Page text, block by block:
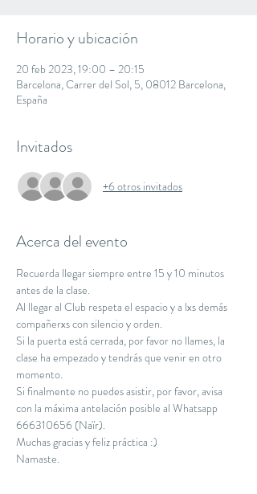
Horario y ubicación
20 feb 2023, 19:00 – 20:15
Barcelona, Carrer del Sol, 5, 08012 Barcelona,
España
Invitados
+6 otros invitados
Acerca del evento
Recuerda llegar siempre entre 15 y 10 minutos
antes de la clase.
Al llegar al Club respeta el espacio y a lxs demás
compañerxs con silencio y orden.
Si la puerta está cerrada, por favor no llames, la
clase ha empezado y tendrás que venir en otro
momento.
Si finalmente no puedes asistir, por favor, avisa
con la máxima antelación posible al Whatsapp
666310656 (Naïr).
Muchas gracias y feliz práctica :)
Namaste.